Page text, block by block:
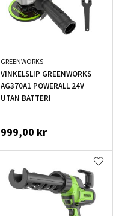
GREENWORKS
VINKELSLIP GREENWORKS
AG370A1 POWERALL 24V
UTAN BATTERI
999,00 kr